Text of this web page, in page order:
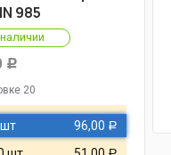
985
Р
20
96,00 Р
Р